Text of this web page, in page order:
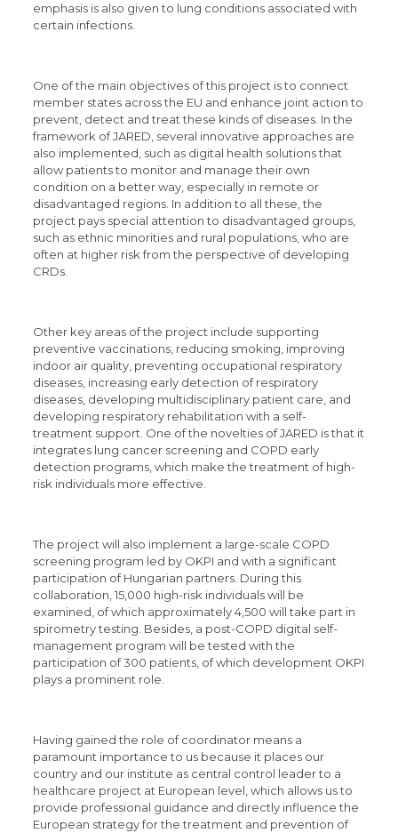
emphasis is also given to lung conditions associated with
certain infections.
One of the main objectives of this project is to connect
member states across the EU and enhance joint action to
prevent, detect and treat these kinds of diseases. In the
framework of JARED, several innovative approaches are
also implemented, such as digital health solutions that
allow patients to monitor and manage their own
condition on a better way, especially in remote or
disadvantaged regions. In addition to all these, the
project pays special attention to disadvantaged groups,
such as ethnic minorities and rural populations, who are
often at higher risk from the perspective of developing
CRDs.
Other key areas of the project include supporting
preventive vaccinations, reducing smoking, improving
indoor air quality, preventing occupational respiratory
diseases, increasing early detection of respiratory
diseases, developing multidisciplinary patient care, and
developing respiratory rehabilitation with a self-
treatment support. One of the novelties of JARED is that it
integrates lung cancer screening and COPD early
detection programs, which make the treatment of high-
risk individuals more effective.
The project will also implement a large-scale COPD
screening program led by OKPI and with a significant
participation of Hungarian partners. During this
collaboration, 15,000 high-risk individuals will be
examined, of which approximately 4,500 will take part in
spirometry testing. Besides, a post-COPD digital self-
management program will be tested with the
participation of 300 patients, of which development OKPI
plays a prominent role.
Having gained the role of coordinator means a
paramount importance to us because it places our
country and our institute as central control leader to a
healthcare project at European level, which allows us to
provide professional guidance and directly influence the
European strategy for the treatment and prevention of